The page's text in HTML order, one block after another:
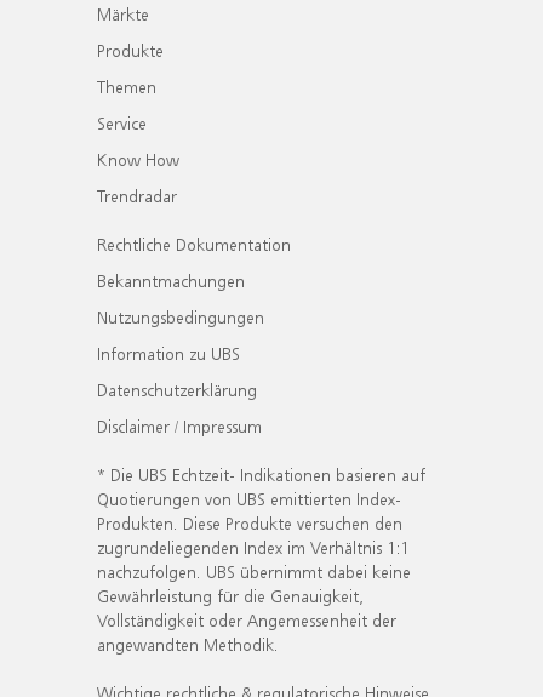
Märkte
Produkte
Themen
Service
Know How
Trendradar
Rechtliche Dokumentation
Bekanntmachungen
Nutzungsbedingungen
Information zu UBS
Datenschutzerklärung
Disclaimer / Impressum
* Die UBS Echtzeit- Indikationen basieren auf
Quotierungen von UBS emittierten Index-
Produkten. Diese Produkte versuchen den
zugrundeliegenden Index im Verhältnis 1:1
nachzufolgen. UBS übernimmt dabei keine
Gewährleistung für die Genauigkeit,
Vollständigkeit oder Angemessenheit der
angewandten Methodik.